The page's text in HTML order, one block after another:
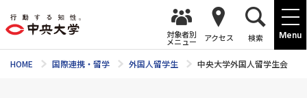
Menu
対象者別
メニュー アクセス 検索
HOME 国際連携・留学 外国人留学生 中央大学外国人留学生会